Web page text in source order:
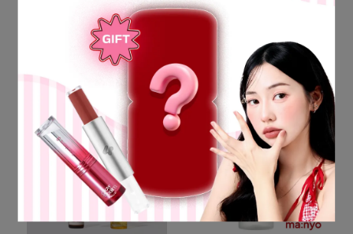
透亮 #青春露酵母 #酵母亮
白 #Galactomy #神經醯胺
【ma:nyo魔女工廠】 酵母
亮白保濕安瓶30ml
exp:2026/11/23
NT$325NT$650
已售完
【ma:nyo魔女工廠】
BIFIDA時光之輪抗老化妝
水 30ml exp:2026/10/30
NT$79
加入購物車